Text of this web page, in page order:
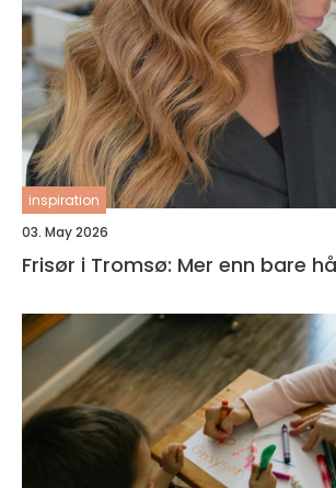
inspiration
03. May 2026
Frisør i Tromsø: Mer enn bare